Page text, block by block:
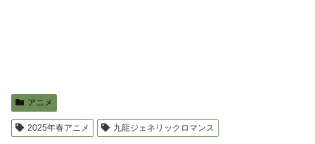
アニメ
2025年春アニメ 九龍ジェネリックロマンス